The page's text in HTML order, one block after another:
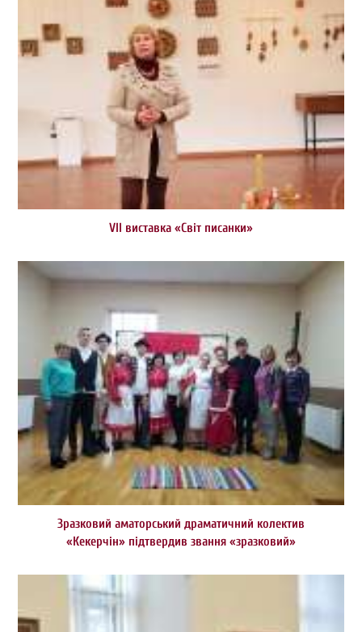
VІІ виставка «Світ писанки»
Зразковий аматорський драматичний колектив
«Кекерчін» підтвердив звання «зразковий»